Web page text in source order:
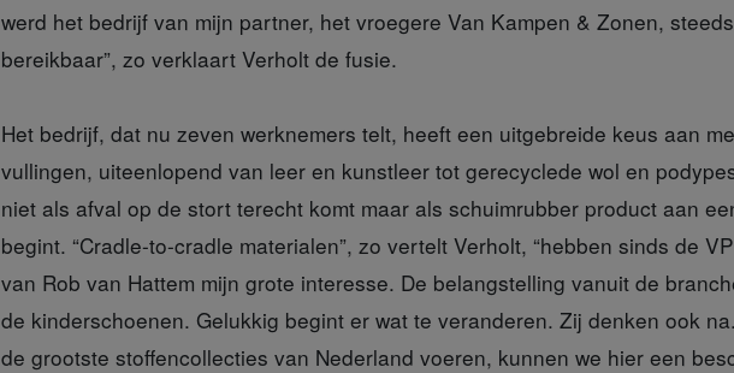
werd het bedrijf van mijn partner, het vroegere Van Kampen & Zonen,
bereikbaar”, zo verklaart Verholt de fusie.
Het bedrijf, dat nu zeven werknemers telt, heeft een uitgebreide keus aan
vullingen, uiteenlopend van leer en kunstleer tot gerecyclede wol en
niet als afval op de stort terecht komt maar als schuimrubber product aan
begint. “Cradle-to-cradle materialen”, zo vertelt Verholt, “hebben sinds de
van Rob van Hattem mijn grote interesse. De belangstelling vanuit de
de kinderschoenen. Gelukkig begint er wat te veranderen. Zij denken ook
de grootste stoffencollecties van Nederland voeren, kunnen we hier een